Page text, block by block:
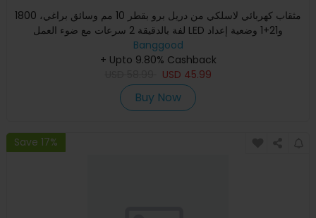
مثقاب كهربائي لاسلكي من دريل برو بقطر 10 مم وسائق براغي، 1800
لفة بالدقيقة 2 سرعات مع ضوء العمل LED و21+1 وضعية إعداد
Banggood
+ Upto 9.80% Cashback
USD 45.99
Buy Now
Save 17%